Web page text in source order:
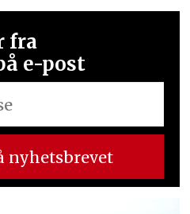
fra
e-post